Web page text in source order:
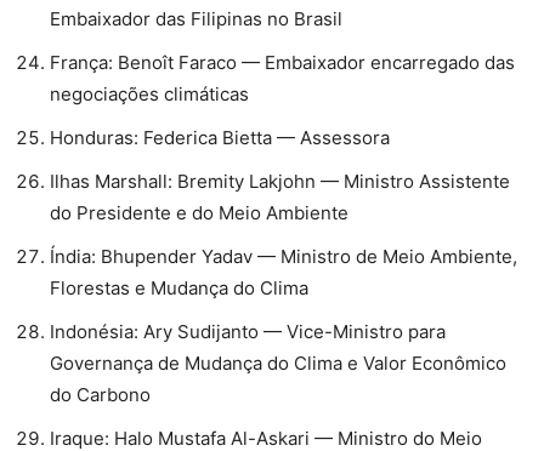
Embaixador das Filipinas no Brasil
⁠França: Benoît Faraco — Embaixador encarregado das
negociações climáticas
⁠Honduras: Federica Bietta — Assessora
⁠Ilhas Marshall: Bremity Lakjohn — Ministro Assistente
do Presidente e do Meio Ambiente
⁠Índia: Bhupender Yadav — Ministro de Meio Ambiente,
Florestas e Mudança do Clima
⁠Indonésia: Ary Sudijanto — Vice-Ministro para
Governança de Mudança do Clima e Valor Econômico
do Carbono
⁠Iraque: Halo Mustafa Al-Askari — Ministro do Meio